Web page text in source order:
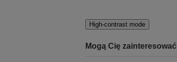
High-contrast mode
Mogą Cię zainteresować